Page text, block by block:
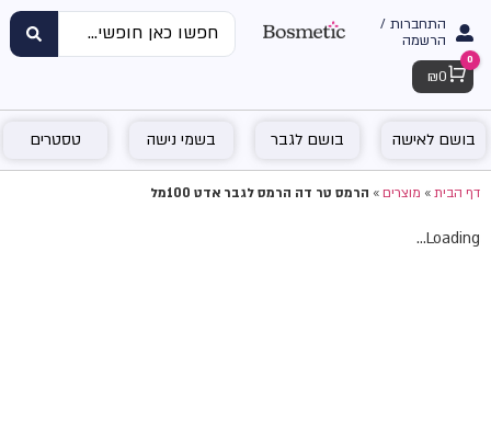
התחברות /
הרשמה
Cart
0
₪ 0
בושם לאישה בושם לגבר בשמי נישה טסטרים
דף הבית»מוצרים»הרמס טר דה הרמס לגבר אדט 100מל
Loading...